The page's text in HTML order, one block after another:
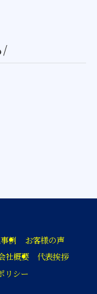
/
例
お客様の声
社概要
代表挨拶
リシー